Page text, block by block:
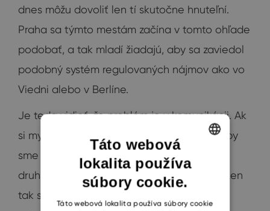
dnes môžu dovoliť len tí skutočne hnuteľní.
Praha sa týmto mestám začína v tomto ohľade
podobať, a tak mladí žiadajú, aby sa zaviedol
podobný systém regulovaných nájmov ako vo
Viedni alebo v Berlíne.
Je teda vidieť, že problém je v komunikácii. Ak
si my starší myslíme, že sme múdrejší, mali by
sme sa tak aj správať. Zaujímajme sa o
druhých, neodsudzujme, rešpektujme ich. Len
tak sa dozvieme, čo koho trápi, a budeme
ENGLISH
SLOVAK
Táto webová
lokalita používa
súbory cookie.
Táto webová lokalita používa súbory cookie